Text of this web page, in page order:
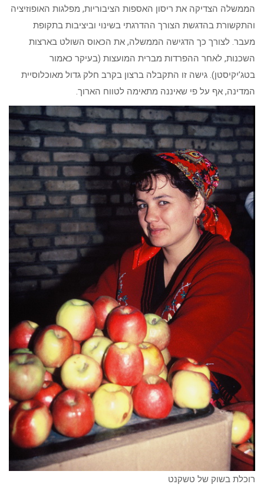
הממשלה הצדיקה את ריסון האספות הציבוריות, מפלגות האופוזיציה
והתקשורת בהדגשת הצורך ההדרגתי בשינוי וביציבות בתקופת
מעבר. לצורך כך הדגישה הממשלה, את הכאוס השולט בארצות
השכנות, לאחר ההפרדות מברית המועצות (בעיקר כאמור
בטג’יקיסטן). גישה זו התקבלה ברצון בקרב חלק גדול מאוכלוסיית
המדינה, אף על פי שאיננה מתאימה לטווח הארוך.
רוכלת בשוק של טשקנט